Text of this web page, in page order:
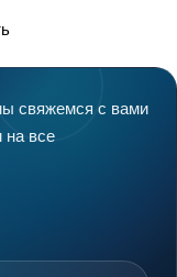
свяжемся с вами
на все